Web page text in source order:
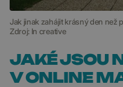
Jak jinak zahájit krásný den než
Zdroj: In creative
JAKÉ JSOU
V ONLINE